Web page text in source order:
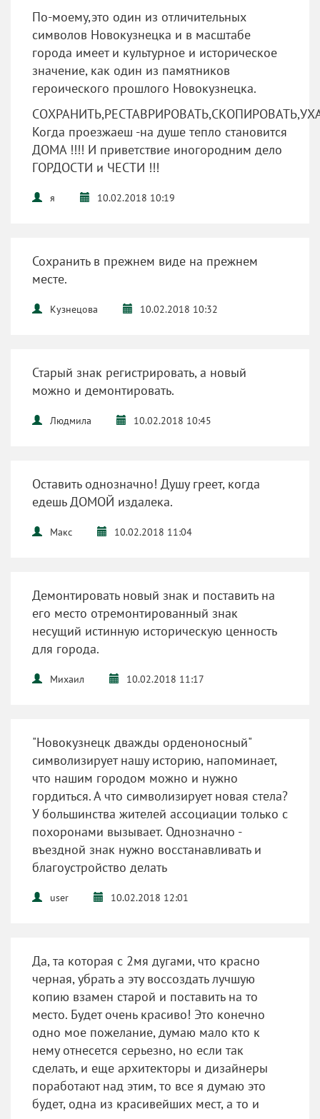
По-моему,это один из отличительных
символов Новокузнецка и в масштабе
города имеет и культурное и историческое
значение, как один из памятников
героического прошлого Новокузнецка.
Когда проезжаеш -на душе тепло становится
ДОМА !!!! И приветствие иногородним дело
ГОРДОСТИ и ЧЕСТИ !!!
я 10.02.2018 10:19
Сохранить в прежнем виде на прежнем
месте.
Кузнецова 10.02.2018 10:32
Старый знак регистрировать, а новый
можно и демонтировать.
Людмила 10.02.2018 10:45
Оставить однозначно! Душу греет, когда
едешь ДОМОЙ издалека.
Макс 10.02.2018 11:04
Демонтировать новый знак и поставить на
его место отремонтированный знак
несущий истинную историческую ценность
для города.
Михаил 10.02.2018 11:17
"Новокузнецк дважды орденоносный"
символизирует нашу историю, напоминает,
что нашим городом можно и нужно
гордиться. А что символизирует новая стела?
У большинства жителей ассоциации только с
похоронами вызывает. Однозначно -
въездной знак нужно восстанавливать и
благоустройство делать
user 10.02.2018 12:01
Да, та которая с 2мя дугами, что красно
черная, убрать а эту воссоздать лучшую
копию взамен старой и поставить на то
место. Будет очень красиво! Это конечно
одно мое пожелание, думаю мало кто к
нему отнесется серьезно, но если так
сделать, и еще архитекторы и дизайнеры
поработают над этим, то все я думаю это
будет, одна из красивейших мест, а то и